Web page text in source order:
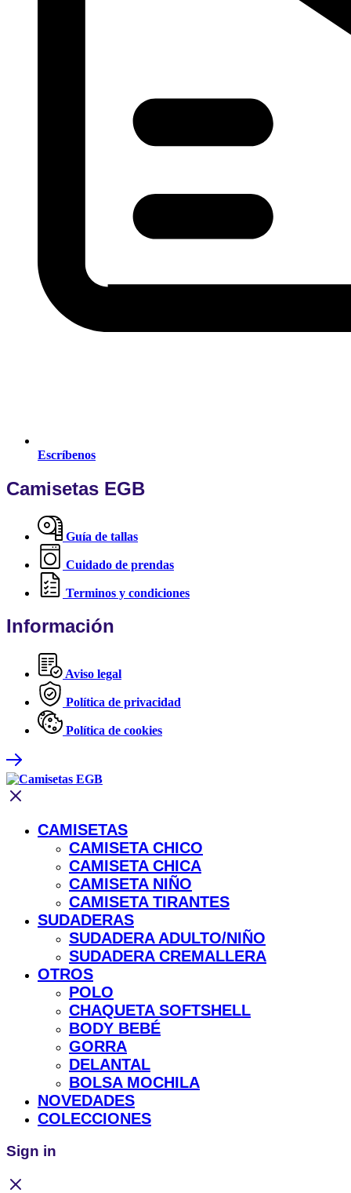
Escríbenos
Camisetas EGB
Guía de tallas
Cuidado de prendas
Terminos y condiciones
Información
Aviso legal
Política de privacidad
Política de cookies
CAMISETAS
CAMISETA CHICO
CAMISETA CHICA
CAMISETA NIÑO
CAMISETA TIRANTES
SUDADERAS
SUDADERA ADULTO/NIÑO
SUDADERA CREMALLERA
OTROS
POLO
CHAQUETA SOFTSHELL
BODY BEBÉ
GORRA
DELANTAL
BOLSA MOCHILA
NOVEDADES
COLECCIONES
Sign in